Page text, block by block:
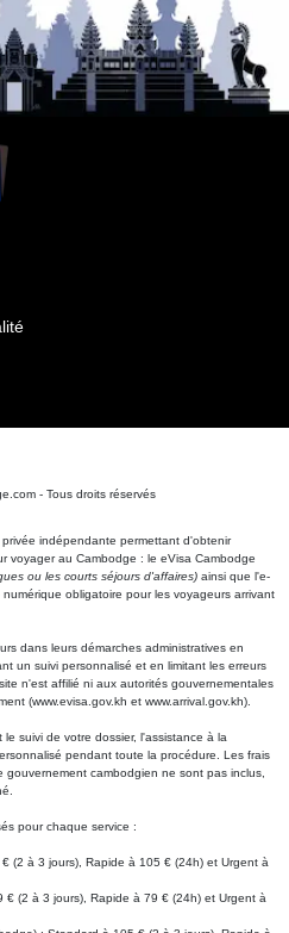
- Tous droits réservés
indépendante permettant d'obtenir
voyager au Cambodge : le eVisa Cambodge
ou les courts séjours d'affaires) ainsi que l'e-
obligatoire pour les voyageurs arrivant
dans leurs démarches administratives en
un suivi personnalisé et en limitant les erreurs
n'est affilié ni aux autorités gouvernementales
(www.evisa.gov.kh et www.arrival.gov.kh).
suivi de votre dossier, l'assistance à la
pendant toute la procédure. Les frais
cambodgien ne sont pas inclus,
pour chaque service :
(2 à 3 jours), Rapide à 105 € (24h) et Urgent à
(2 à 3 jours), Rapide à 79 € (24h) et Urgent à